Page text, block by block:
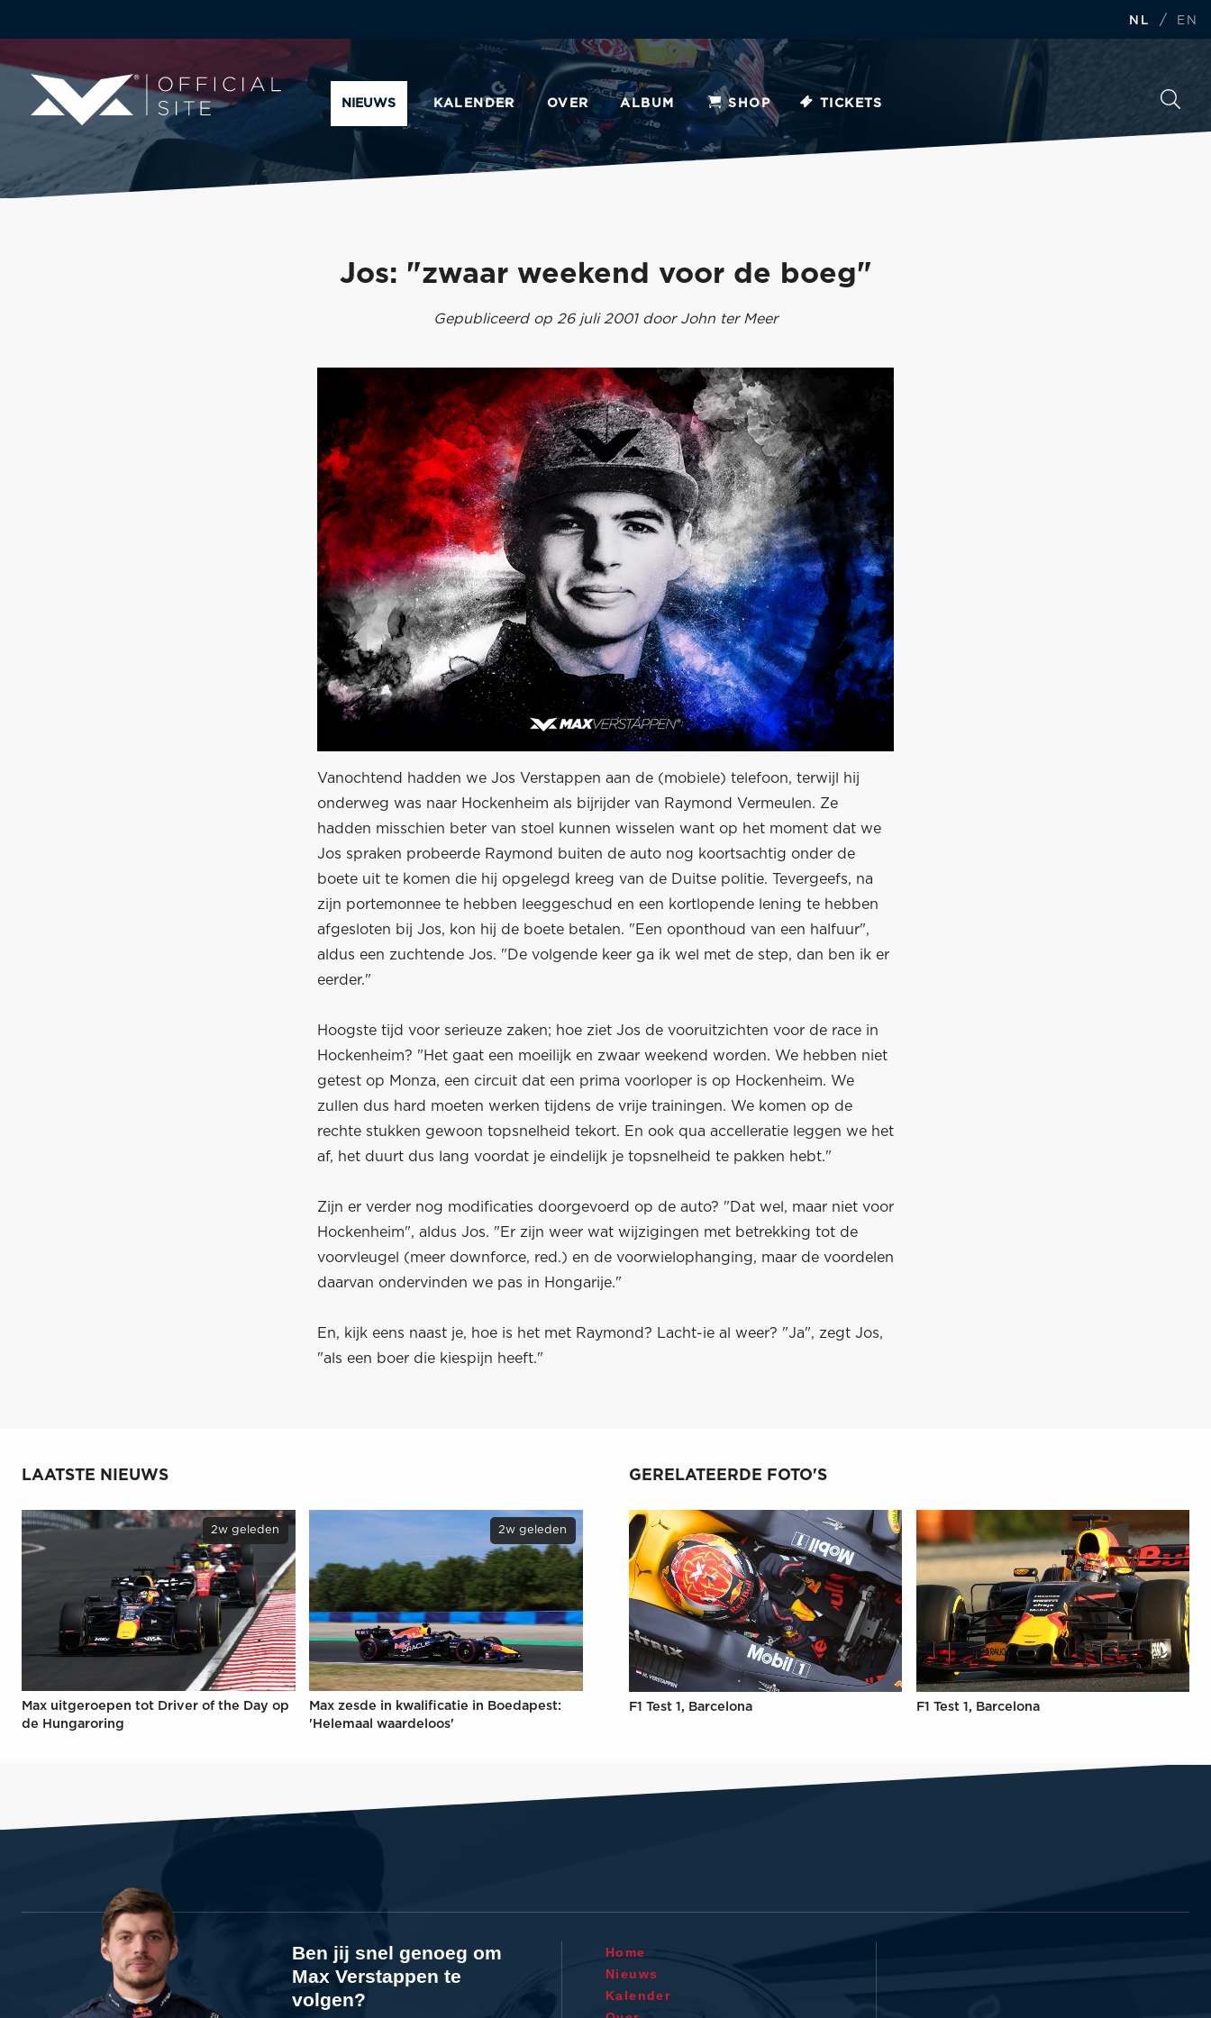
NL / EN
NIEUWS KALENDER OVER ALBUM SHOP TICKETS
Jos: "zwaar weekend voor de boeg"
Gepubliceerd op 26 juli 2001 door John ter Meer
Vanochtend hadden we Jos Verstappen aan de (mobiele) telefoon, terwijl hij
onderweg was naar Hockenheim als bijrijder van Raymond Vermeulen. Ze
hadden misschien beter van stoel kunnen wisselen want op het moment dat we
Jos spraken probeerde Raymond buiten de auto nog koortsachtig onder de
boete uit te komen die hij opgelegd kreeg van de Duitse politie. Tevergeefs, na
zijn portemonnee te hebben leeggeschud en een kortlopende lening te hebben
afgesloten bij Jos, kon hij de boete betalen. "Een oponthoud van een halfuur",
aldus een zuchtende Jos. "De volgende keer ga ik wel met de step, dan ben ik er
eerder."
Hoogste tijd voor serieuze zaken; hoe ziet Jos de vooruitzichten voor de race in
Hockenheim? "Het gaat een moeilijk en zwaar weekend worden. We hebben niet
getest op Monza, een circuit dat een prima voorloper is op Hockenheim. We
zullen dus hard moeten werken tijdens de vrije trainingen. We komen op de
rechte stukken gewoon topsnelheid tekort. En ook qua accelleratie leggen we het
af, het duurt dus lang voordat je eindelijk je topsnelheid te pakken hebt."
Zijn er verder nog modificaties doorgevoerd op de auto? "Dat wel, maar niet voor
Hockenheim", aldus Jos. "Er zijn weer wat wijzigingen met betrekking tot de
voorvleugel (meer downforce, red.) en de voorwielophanging, maar de voordelen
daarvan ondervinden we pas in Hongarije."
En, kijk eens naast je, hoe is het met Raymond? Lacht-ie al weer? "Ja", zegt Jos,
"als een boer die kiespijn heeft."
LAATSTE NIEUWS
2w geleden
Max uitgeroepen tot Driver of the Day op
de Hungaroring
2w geleden
Max zesde in kwalificatie in Boedapest:
'Helemaal waardeloos'
GERELATEERDE FOTO'S
F1 Test 1, Barcelona F1 Test 1, Barcelona
Ben jij snel genoeg om
Max Verstappen te
volgen?
Home
Nieuws
Kalender